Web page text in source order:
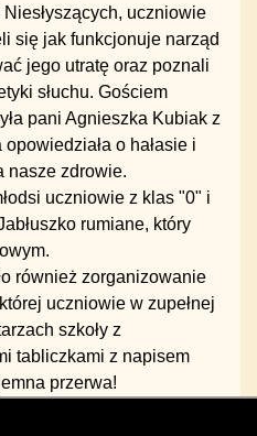
uczniowie
się jak funkcjonuje narząd
jego utratę oraz poznali
słuchu. Gościem
pani Agnieszka Kubiak z
o hałasie i
nasze zdrowie.
uczniowie z klas "0" i
rumiane, który
również zorganizowanie
uczniowie w zupełnej
szkoły z
tabliczkami z napisem
przerwa!